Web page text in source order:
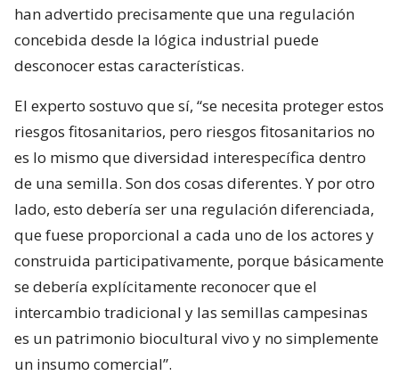
han advertido precisamente que una regulación
concebida desde la lógica industrial puede
desconocer estas características.
El experto sostuvo que sí, “se necesita proteger estos
riesgos fitosanitarios, pero riesgos fitosanitarios no
es lo mismo que diversidad interespecífica dentro
de una semilla. Son dos cosas diferentes. Y por otro
lado, esto debería ser una regulación diferenciada,
que fuese proporcional a cada uno de los actores y
construida participativamente, porque básicamente
se debería explícitamente reconocer que el
intercambio tradicional y las semillas campesinas
es un patrimonio biocultural vivo y no simplemente
un insumo comercial”.